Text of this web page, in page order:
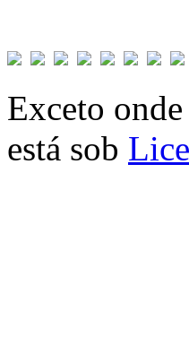
Exceto
está sob